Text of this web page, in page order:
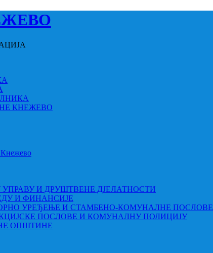
КНЕЖЕВО
И ДРУШТВЕНЕ ДЈЕЛАТНОСТИ
И ФИНАНСИЈЕ
УРЕЂЕЊЕ И СТАМБЕНО-КОМУНАЛНЕ ПОСЛОВЕ
ПОСЛОВЕ И КОМУНАЛНУ ПОЛИЦИЈУ
ОПШТИНЕ